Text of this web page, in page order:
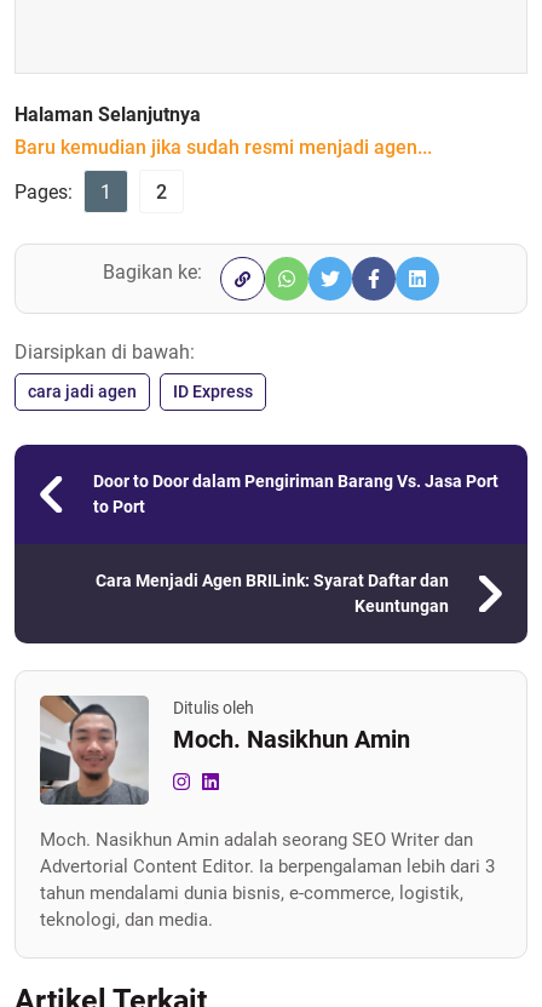
Halaman Selanjutnya
Baru kemudian jika sudah resmi menjadi agen...
Pages:
1 2
Bagikan ke:
Diarsipkan di bawah:
cara jadi agen ID Express
Door to Door dalam Pengiriman Barang Vs. Jasa Port
to Port
Cara Menjadi Agen BRILink: Syarat Daftar dan
Keuntungan
Ditulis oleh
Moch. Nasikhun Amin
Moch. Nasikhun Amin adalah seorang SEO Writer dan
Advertorial Content Editor. Ia berpengalaman lebih dari 3
tahun mendalami dunia bisnis, e-commerce, logistik,
teknologi, dan media.